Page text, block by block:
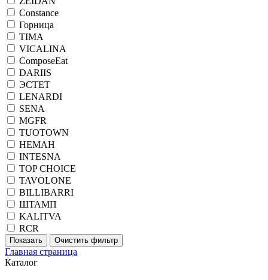
Constance
Горница
TIMA
VICALINA
ComposeEat
DARIIS
ЭСТЕТ
LENARDI
SENA
MGFR
TUOTOWN
НЕМАН
INTESNA
TOP CHOICE
TAVOLONE
BILLIBARRI
ШТАМП
KALITVA
RCR
Главная страница
Каталог